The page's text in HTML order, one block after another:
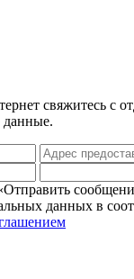
свяжитесь с
данные.
данных в